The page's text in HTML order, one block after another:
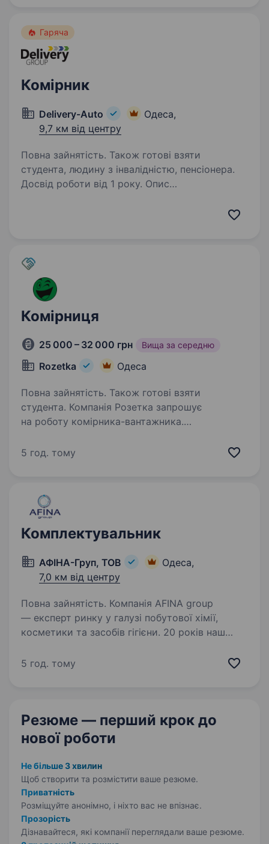
так…
Гаряча
Комірник
Delivery-Auto
Одеса,
9,7 км від центру
Повна зайнятість. Також готові взяти
студента, людину з інвалідністю, пенсіонера.
Досвід роботи від 1 року. Опис
з провідних логістичних операторів в Україні.
клієнтам ефективно організовувати свої
логістичні…
Комірниця
25 000 – 32 000 грн Вища за середню
Rozetka Одеса
Повна зайнятість. Також готові взяти
студента. Компанія Розетка запрошує
на роботу комірника-вантажника.
Семафорний (район ЖД Вокзалу)
ставишся…
5 год. тому
Комплектувальник
АФІНА-Груп, ТОВ
Одеса,
7,0 км від центру
Повна зайнятість. Компанія AFINA group
— експерт ринку у галузі побутової хімії,
косметики та засобів гігієни. 20 років наш
має динамічний розвиток та щороку посилює
5 год. тому
Резюме — перший крок до
нової роботи
Не більше 3 хвилин
Щоб створити та розмістити ваше резюме.
Приватність
Розміщуйте анонімно, і ніхто вас не впізнає.
Прозорість
Дізнавайтеся, які компанії переглядали ваше резюме.